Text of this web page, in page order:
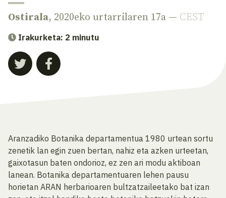
Ostirala, 2020eko urtarrilaren 17a — CEST
Irakurketa: 2 minutu
Aranzadiko Botanika departamentua 1980 urtean sortu
zenetik lan egin zuen bertan, nahiz eta azken urteetan,
gaixotasun baten ondorioz, ez zen ari modu aktiboan
lanean. Botanika departamentuaren lehen pausu
horietan ARAN herbarioaren bultzatzaileetako bat izan